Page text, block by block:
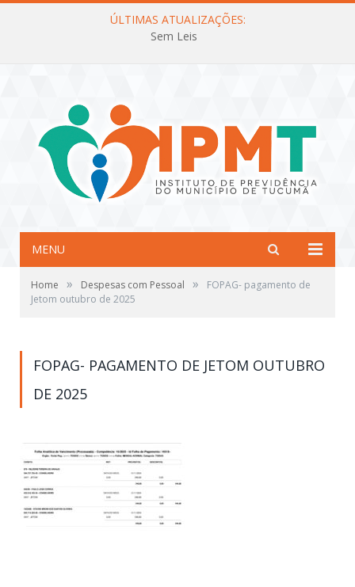
ÚLTIMAS ATUALIZAÇÕES:
Sem Leis
MENU
Home » Despesas com Pessoal »
FOPAG- pagamento de
Jetom outubro de 2025
FOPAG- PAGAMENTO DE JETOM OUTUBRO
DE 2025